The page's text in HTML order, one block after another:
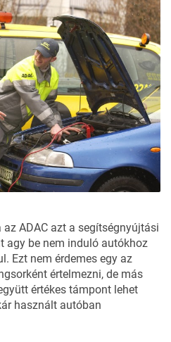
ADAC azt a segítségnyújtási
agy be nem induló autókhoz
Ezt nem érdemes egy az
értelmezni, de más
értékes támpont lehet
használt autóban